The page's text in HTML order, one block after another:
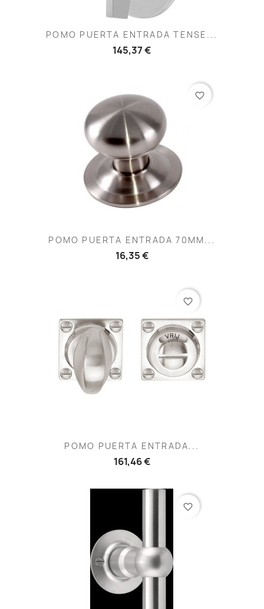
POMO PUERTA ENTRADA TENSE...
145,37 €
POMO PUERTA ENTRADA 70MM...
16,35 €
favorite_border
POMO PUERTA ENTRADA...
161,46 €
favorite_border
favorite_border